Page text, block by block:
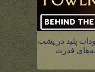
پلید در پشت
قدرت